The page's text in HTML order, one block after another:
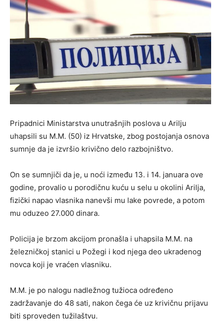
Pripadnici Ministarstva unutrašnjih poslova u Arilju
uhapsili su M.M. (50) iz Hrvatske, zbog postojanja osnova
sumnje da je izvršio krivično delo razbojništvo.
On se sumnjiči da je, u noći između 13. i 14. januara ove
godine, provalio u porodičnu kuću u selu u okolini Arilja,
fizički napao vlasnika nanevši mu lake povrede, a potom
mu oduzeo 27.000 dinara.
Policija je brzom akcijom pronašla i uhapsila M.M. na
železničkoj stanici u Požegi i kod njega deo ukradenog
novca koji je vraćen vlasniku.
M.M. je po nalogu nadležnog tužioca određeno
zadržavanje do 48 sati, nakon čega će uz krivičnu prijavu
biti sproveden tužilaštvu.